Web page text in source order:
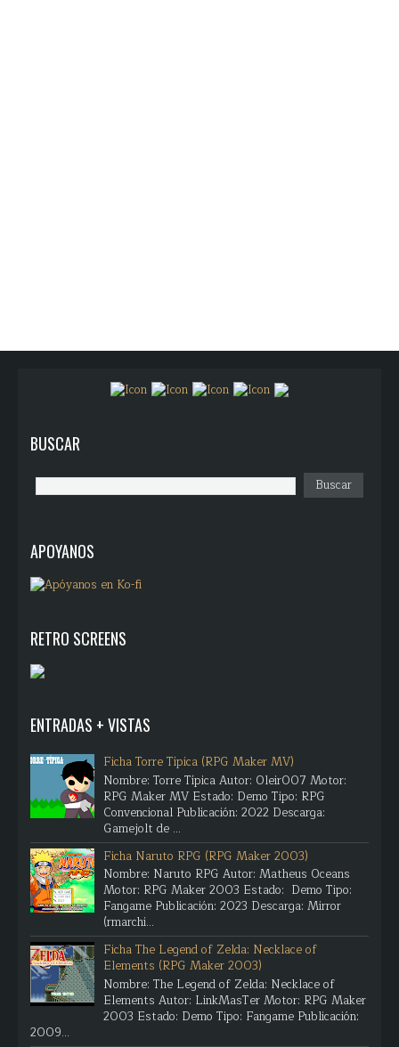
BUSCAR
APOYANOS
RETRO SCREENS
ENTRADAS + VISTAS
Ficha Torre Típica (RPG Maker MV)
Nombre: Torre Típica Autor: Oleir007 Motor:
RPG Maker MV Estado: Demo Tipo: RPG
Convencional Publicación: 2022 Descarga:
Gamejolt de ...
Ficha Naruto RPG (RPG Maker 2003)
Nombre: Naruto RPG Autor: Matheus Oceans
Motor: RPG Maker 2003 Estado: Demo Tipo:
Fangame Publicación: 2023 Descarga: Mirror
(rmarchi...
Ficha The Legend of Zelda: Necklace of
Elements (RPG Maker 2003)
Nombre: The Legend of Zelda: Necklace of
Elements Autor: LinkMasTer Motor: RPG Maker
2003 Estado: Demo Tipo: Fangame Publicación:
2009...